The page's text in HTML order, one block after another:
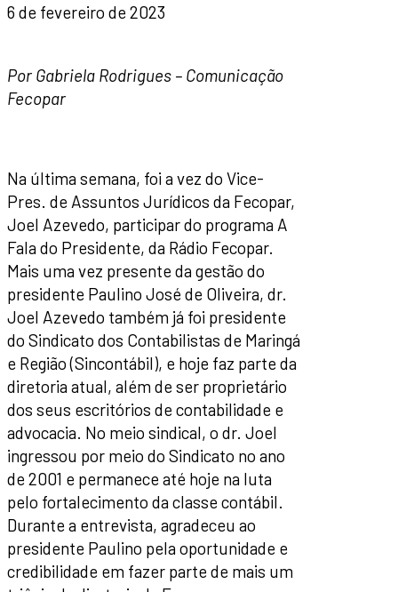
6 de fevereiro de 2023
Por Gabriela Rodrigues – Comunicação
Fecopar
Na última semana, foi a vez do Vice-
Pres. de Assuntos Jurídicos da Fecopar,
Joel Azevedo, participar do programa A
Fala do Presidente, da Rádio Fecopar.
Mais uma vez presente da gestão do
presidente Paulino José de Oliveira, dr.
Joel Azevedo também já foi presidente
do Sindicato dos Contabilistas de Maringá
e Região (Sincontábil), e hoje faz parte da
diretoria atual, além de ser proprietário
dos seus escritórios de contabilidade e
advocacia. No meio sindical, o dr. Joel
ingressou por meio do Sindicato no ano
de 2001 e permanece até hoje na luta
pelo fortalecimento da classe contábil.
Durante a entrevista, agradeceu ao
presidente Paulino pela oportunidade e
credibilidade em fazer parte de mais um